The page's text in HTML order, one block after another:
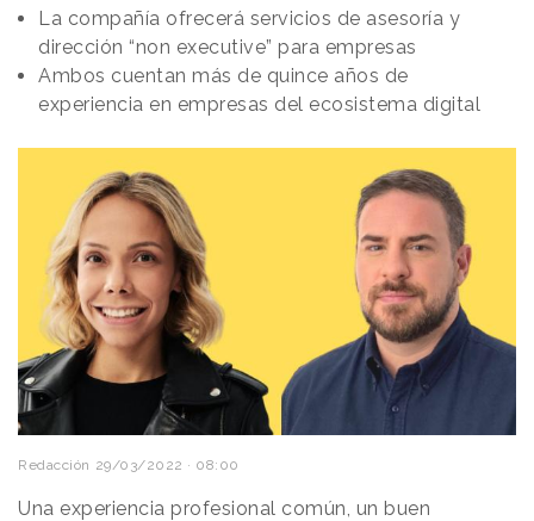
La compañía ofrecerá servicios de asesoría y
dirección “non executive” para empresas
Ambos cuentan más de quince años de
experiencia en empresas del ecosistema digital
Redacción 29/03/2022 · 08:00
Una experiencia profesional común, un buen